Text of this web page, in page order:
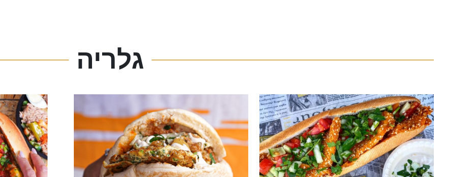
גלריה